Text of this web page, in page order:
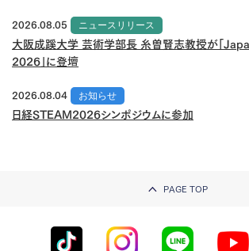
2026.08.05
ニュースリリース
大阪成蹊大学 芸術学部長 糸曽賢志教授が「
2026」に登壇
2026.08.04
お知らせ
日経STEAM2026シンポジウムに参加
PAGE TOP